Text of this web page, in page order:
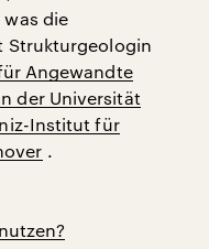
die
Strukturgeologin
Angewandte
der Universität
Institut für
.